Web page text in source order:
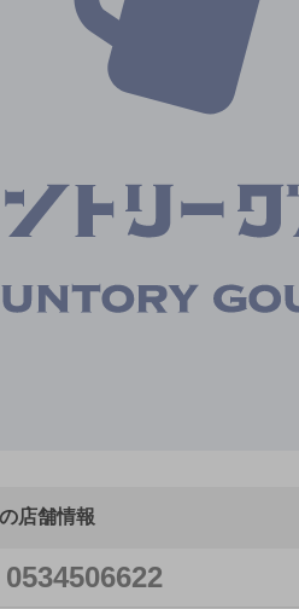
店舗情報
0534506622